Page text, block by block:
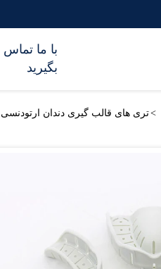
با ما تماس
بگیرید
>تری های قالب گیری دندان